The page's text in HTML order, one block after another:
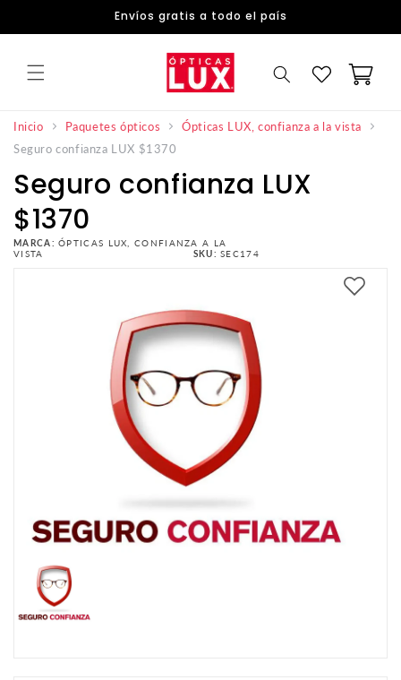
Envíos gratis a todo el país
Carrito
Inicio Paquetes ópticos Ópticas LUX, confianza a la vista
Seguro confianza LUX $1370
Seguro confianza LUX
$1370
MARCA:ÓPTICAS LUX, CONFIANZA A LA
VISTA
SKU:SEC174